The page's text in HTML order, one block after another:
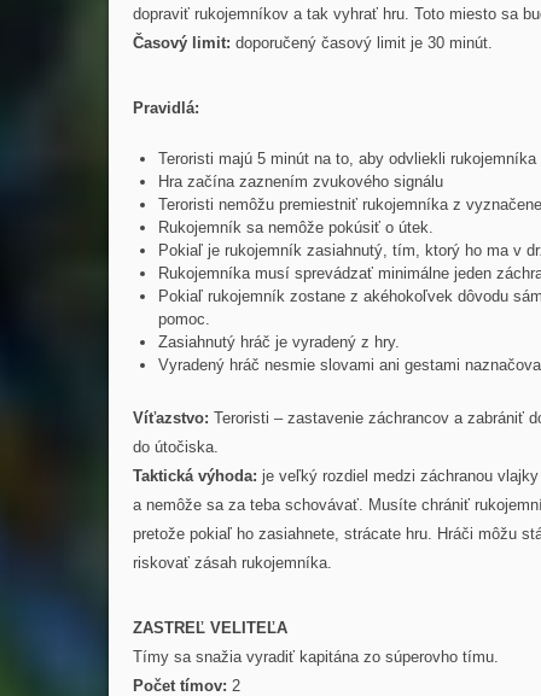
dopraviť rukojemníkov a tak vyhrať hru. Toto miesto sa
Časový limit: doporučený časový limit je 30 minút.
Pravidlá:
Teroristi majú 5 minút na to, aby odvliekli
Hra začína zaznením zvukového signálu
Teroristi nemôžu premiestniť rukojemníka z
Rukojemník sa nemôže pokúsiť o útek.
Pokiaľ je rukojemník zasiahnutý, tím, ktorý ho ma v
Rukojemníka musí sprevádzať minimálne jeden
Pokiaľ rukojemník zostane z akéhokoľvek dôvodu
pomoc.
Zasiahnutý hráč je vyradený z hry.
Vyradený hráč nesmie slovami ani gestami
Víťazstvo: Teroristi – zastavenie záchrancov a zabrániť
do útočiska.
Taktická výhoda: je veľký rozdiel medzi záchranou
a nemôže sa za teba schovávať. Musíte chrániť
pretože pokiaľ ho zasiahnete, strácate hru. Hráči môžu
riskovať zásah rukojemníka.
ZASTREĽ VELITEĽA
Tímy sa snažia vyradiť kapitána zo súperovho tímu.
Počet tímov: 2